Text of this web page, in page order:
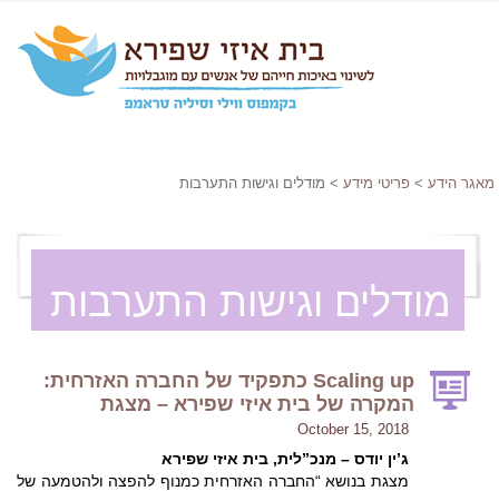
מאגר הידע > פריטי מידע > מודלים וגישות התערבות
מודלים וגישות התערבות
Scaling up כתפקיד של החברה האזרחית:
המקרה של בית איזי שפירא – מצגת
October 15, 2018
ג’ין יודס – מנכ”לית, בית איזי שפירא
מצגת בנושא “החברה האזרחית כמנוף להפצה ולהטמעה של